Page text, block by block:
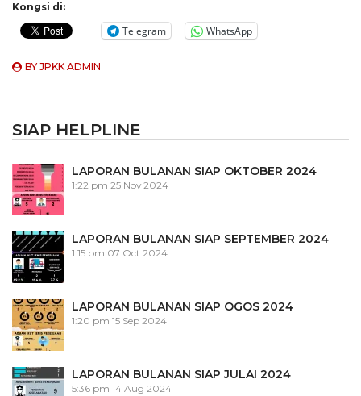
Kongsi di:
Telegram WhatsApp
BYJPKK ADMIN
SIAP HELPLINE
LAPORAN BULANAN SIAP OKTOBER 2024
1:22 pm 25 Nov 2024
LAPORAN BULANAN SIAP SEPTEMBER 2024
1:15 pm 07 Oct 2024
LAPORAN BULANAN SIAP OGOS 2024
1:20 pm 15 Sep 2024
LAPORAN BULANAN SIAP JULAI 2024
5:36 pm 14 Aug 2024